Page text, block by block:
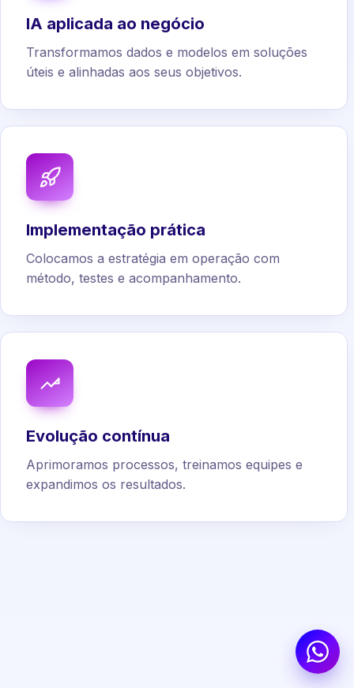
IA aplicada ao negócio
Transformamos dados e modelos em soluções
úteis e alinhadas aos seus objetivos.
Implementação prática
Colocamos a estratégia em operação com
método, testes e acompanhamento.
Evolução contínua
Aprimoramos processos, treinamos equipes e
expandimos os resultados.